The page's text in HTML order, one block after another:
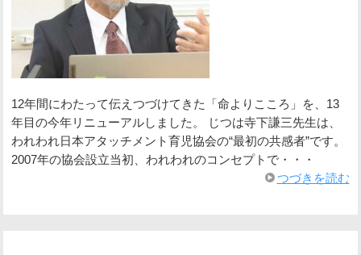
12年間にわたって伝えつづけてきた「命よりこころ」を、13
年目の今年リニューアルしました。 じつは寺下謙三先生は、
われわれ日本アタッチメント育児協会の“最初の共感者”です。
2007年の協会設立当初、われわれのコンセプトで・・・
つづきを読む